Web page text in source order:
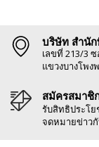
บริษัท สำนัก
เลขที่ 213/3
แขวงบางโพง
สมัครสมาชิ
รับสิทธิประโ
จดหมายข่าวกั